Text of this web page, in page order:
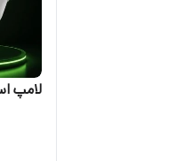
لامپ استوانه ۸۰